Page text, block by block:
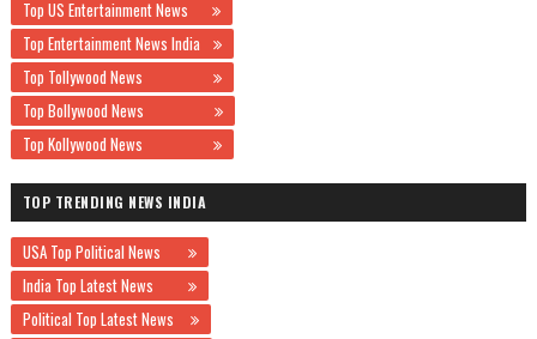
Top US Entertainment News
Top Entertainment News India
Top Tollywood News
Top Bollywood News
Top Kollywood News
TOP TRENDING NEWS INDIA
USA Top Political News
India Top Latest News
Political Top Latest News